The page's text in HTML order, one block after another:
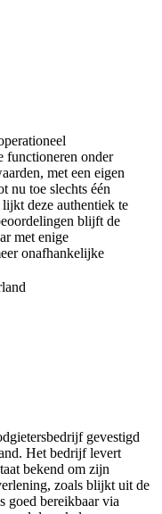
functioneren onder
met een eigen
nu toe slechts één
deze authentiek te
blijft de
met enige
onafhankelijke
gevestigd
Het bedrijf levert
bekend om zijn
zoals blijkt uit de
goed bereikbaar via